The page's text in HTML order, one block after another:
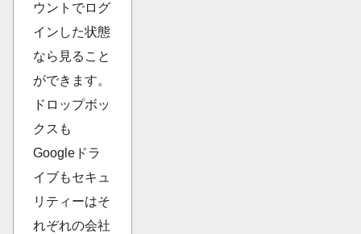
ウントでログ
インした状態
なら見ること
ができます。
ドロップボッ
クスも
Googleドラ
イブもセキュ
リティーはそ
れぞれの会社